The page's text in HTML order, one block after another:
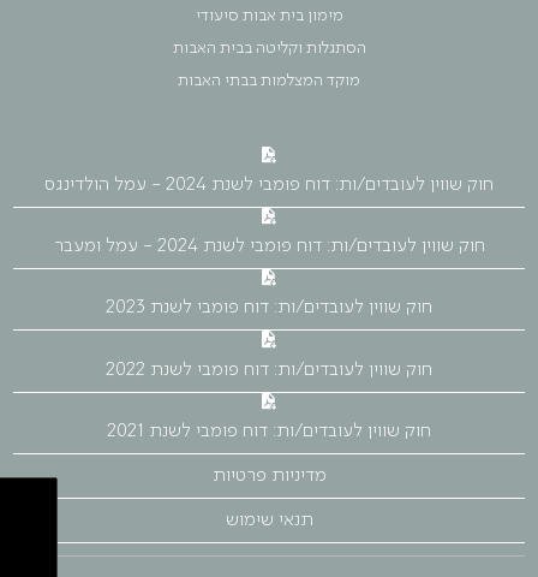
מימון בית אבות סיעודי
הסתגלות וקליטה בבית האבות
מוקד המצלמות בבתי האבות
חוק שווין לעובדים/ות: דוח פומבי לשנת 2024 - עמל הולדינגס
חוק שווין לעובדים/ות: דוח פומבי לשנת 2024 - עמל ומעבר
חוק שווין לעובדים/ות: דוח פומבי לשנת 2023
חוק שווין לעובדים/ות: דוח פומבי לשנת 2022
חוק שווין לעובדים/ות: דוח פומבי לשנת 2021
מדיניות פרטיות
תנאי שימוש